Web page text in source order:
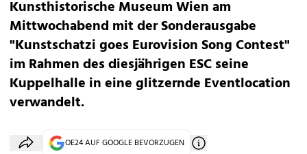
Kunsthistorische Museum Wien am
Mittwochabend mit der Sonderausgabe
"Kunstschatzi goes Eurovision Song Contest"
im Rahmen des diesjährigen ESC seine
Kuppelhalle in eine glitzernde Eventlocation
verwandelt.
OE24 AUF GOOGLE BEVORZUGEN